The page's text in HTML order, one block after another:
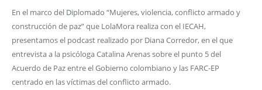
En el marco del Diplomado “Mujeres, violencia, conflicto armado y
construcción de paz” que LolaMora realiza con el IECAH,
presentamos el podcast realizado por Diana Corredor, en el que
entrevista a la psicóloga Catalina Arenas sobre el punto 5 del
Acuerdo de Paz entre el Gobierno colombiano y las FARC-EP
centrado en las víctimas del conflicto armado.